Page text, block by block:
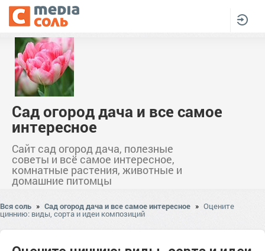
Сад огород дача и все самое
интересное
Сайт сад огород дача, полезные
советы и всё самое интересное,
комнатные растения, животные и
домашние питомцы
Вся соль » Сад огород дача и все самое интересное » Оцените
циннию: виды, сорта и идеи композиций